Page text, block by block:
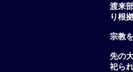
渡来
り根
宗教
先の
祀ら